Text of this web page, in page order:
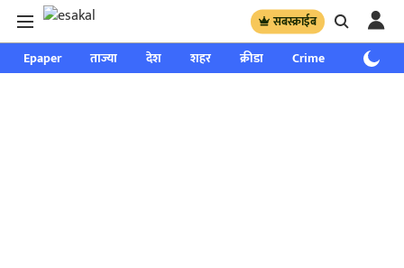
सबस्क्राईब
Epaper ताज्या देश शहर क्रीडा Crime साप्ताहिक